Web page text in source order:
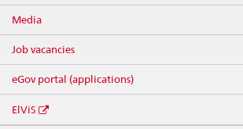
Media
Job vacancies
eGov portal (applications)
ElViS